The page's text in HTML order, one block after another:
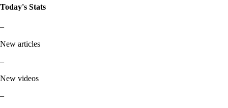
Today's Stats
–
New articles
–
New videos
–